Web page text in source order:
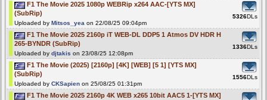
F1 The Movie 2025 1080p WEBRip x264 AAC-[YTS MX]
(SubRip)
Uploaded by Mitsos_yea on 22/08/25 09:04pm
5326DLs
F1 The Movie 2025 2160p iT WEB-DL DDP5 1 Atmos DV HDR H
265-BYNDR (SubRip)
Uploaded by djtakis on 23/08/25 12:08pm
1336DLs
F1 The Movie (2025) [2160p] [4K] [WEB] [5 1] [YTS MX]
(SubRip)
Uploaded by CKSapien on 25/08/25 01:31pm
1556DLs
F1 The Movie 2025 2160p 4K WEB x265 10bit AAC5 1-[YTS MX]